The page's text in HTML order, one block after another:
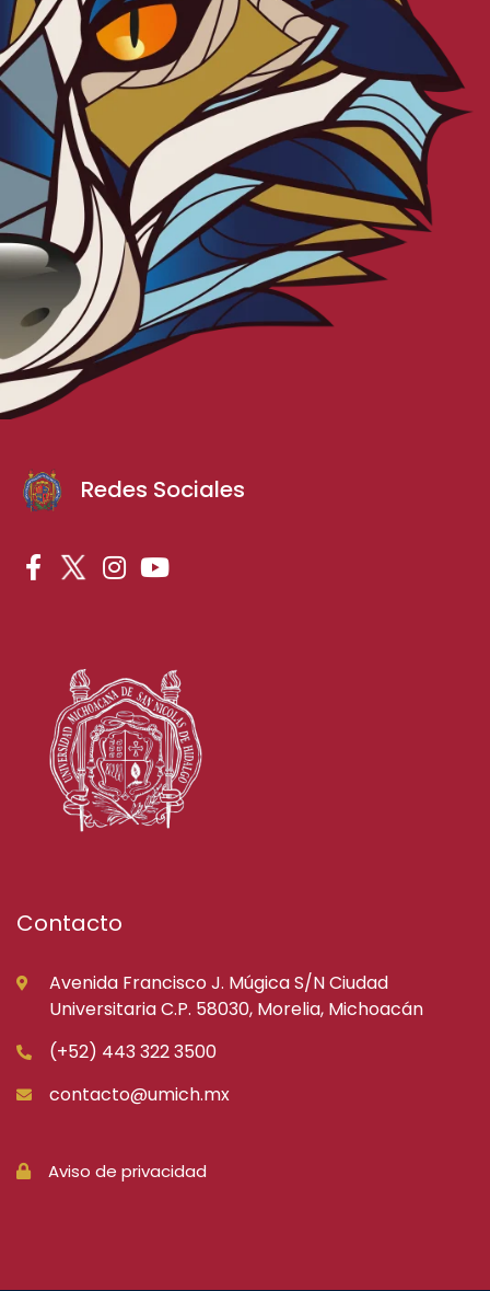
Redes Sociales
Contacto
Avenida Francisco J. Múgica S/N Ciudad
Universitaria C.P. 58030, Morelia, Michoacán
(+52) 443 322 3500
contacto@umich.mx
Aviso de privacidad